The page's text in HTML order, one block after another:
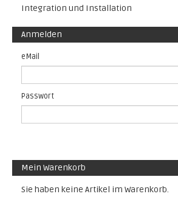
Integration und Installation
Anmelden
eMail
Passwort
Mein Warenkorb
Sie haben keine Artikel im Warenkorb.